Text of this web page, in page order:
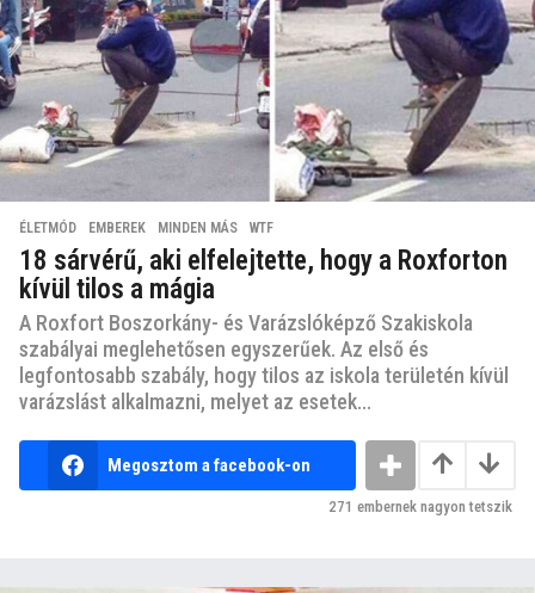
ÉLETMÓD ,EMBEREK ,MINDEN MÁS ,WTF
18 sárvérű, aki elfelejtette, hogy a Roxforton
kívül tilos a mágia
A Roxfort Boszorkány- és Varázslóképző Szakiskola
szabályai meglehetősen egyszerűek. Az első és
legfontosabb szabály, hogy tilos az iskola területén kívül
varázslást alkalmazni, melyet az esetek...
Megosztom a facebook-on
271 embernek nagyon tetszik